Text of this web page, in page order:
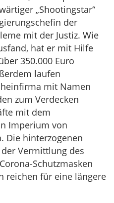
„Shootingstar“
der
mit der Justiz. Wie
hat er mit Hilfe
350.000 Euro
laufen
mit Namen
zum Verdecken
mit dem
Imperium von
Die hinterzogenen
Vermittlung des
Schutzmasken
reichen für eine längere